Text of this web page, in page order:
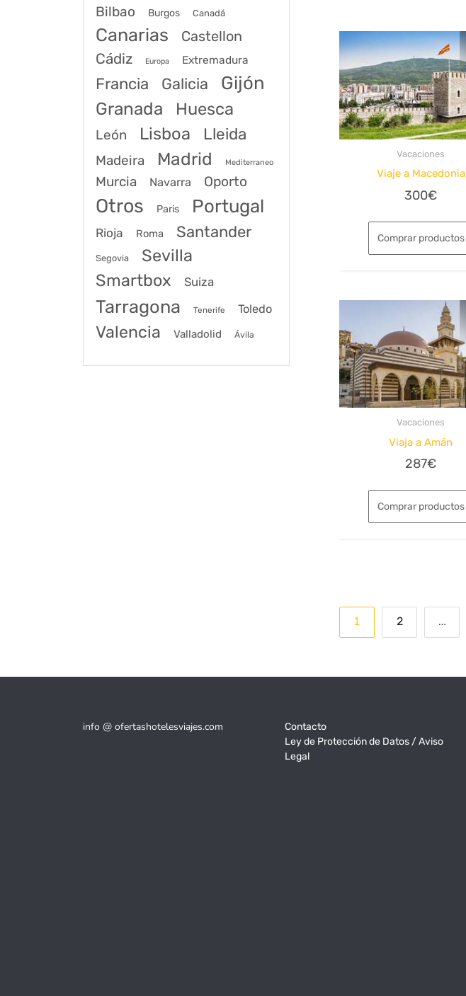
Vacaciones
Viaje a Macedonia
300€
Comprar productos
Vacaciones
Viaja a Amán
287€
Comprar productos
Paginación
de
entradas
1 2 …
Bilbao Burgos Canadá
Canarias
Castellon
Cádiz
Europa Extremadura
Francia Galicia Gijón
Granada Huesca
León Lisboa Lleida
Madeira Madrid Mediterraneo
Murcia Navarra Oporto
Otros Paris Portugal
Rioja Roma Santander
Segovia
Sevilla
Smartbox
Suiza
Tarragona Tenerife Toledo
Valencia Valladolid Ávila
info @ ofertashotelesviajes.com
Contacto
Ley de Protección de Datos / Aviso
Legal